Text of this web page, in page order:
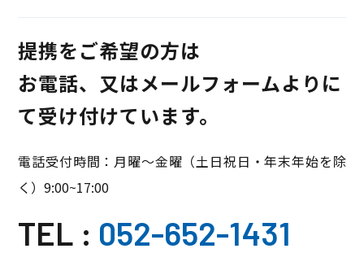
提携をご希望の方は
お電話、又はメールフォームよりに
て受け付けています。
電話受付時間：月曜〜金曜（土日祝日・年末年始を除
く）9:00~17:00
TEL : 052-652-1431